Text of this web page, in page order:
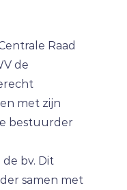
Raad
de
met zijn
bestuurder
bv. Dit
samen met